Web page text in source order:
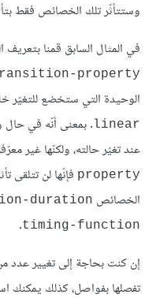
وستتأثّر تلك الخصائص فقط
في المثال السابق قمنا بتعريف
property
الوحيدة التي ستخضع للتغيّر
linear. بمعنى أنّه في
عند تغيّر حالته، ولكنّها غير
property فإنّها لن تتلقى
الخصائص duration
timing-function
.
إن كنت بحاجة إلى تغيير
تفصلها بفواصل، كذلك يمكنك